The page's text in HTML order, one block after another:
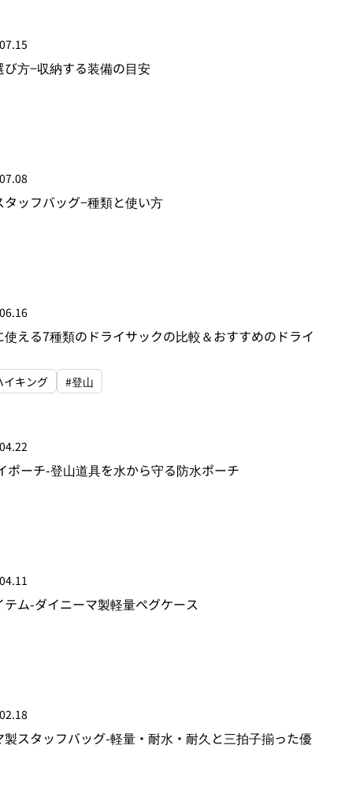
方−収納する装備の目安
ッフバッグ−種類と使い方
える7種類のドライサックの比較＆おすすめのドライ
イキング #登山
ポーチ-登山道具を水から守る防水ポーチ
ム-ダイニーマ製軽量ペグケース
製スタッフバッグ-軽量・耐水・耐久と三拍子揃った優